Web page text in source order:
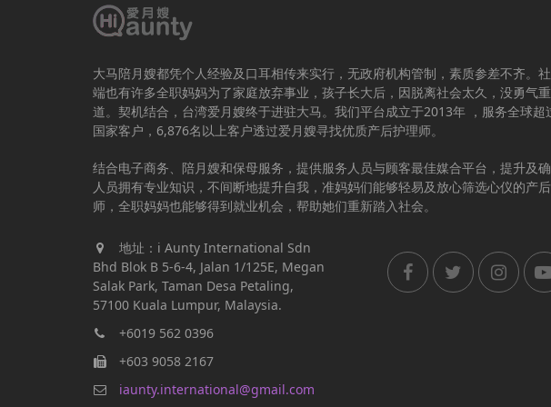
大马陪月嫂都凭个人经验及口耳相传来实行，无政府机构管制，素质参差不齐。
端也有许多全职妈妈为了家庭放弃事业，孩子长大后，因脱离社会太久，没勇气
道。契机结合，台湾爱月嫂终于进驻大马。我们平台成立于2013年 ，服务全球超
国家客户，6,876名以上客户透过爱月嫂寻找优质产后护理师。
结合电子商务、陪月嫂和保母服务，提供服务人员与顾客最佳媒合平台，提升及
人员拥有专业知识，不间断地提升自我，准妈妈们能够轻易及放心筛选心仪的产
师，全职妈妈也能够得到就业机会，帮助她们重新踏入社会。
地址：i Aunty International Sdn
Bhd Blok B 5-6-4, Jalan 1/125E, Megan
Salak Park, Taman Desa Petaling,
57100 Kuala Lumpur, Malaysia.
+6019 562 0396
+603 9058 2167
iaunty.international@gmail.com